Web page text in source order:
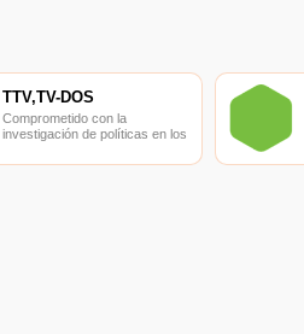
TTV,TV-DOS
Comprometido con la
investigación de políticas en los
finanzas, las finanzas